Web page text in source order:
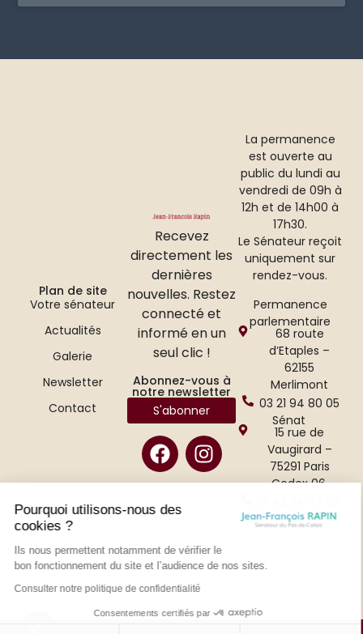
Pourquoi utilisons-nous des
cookies ?
Ils nous permettent notamment de vérifier le
bon fonctionnement du site et l’audience de nos sites.
Consulter notre politique de confidentialité
Consentements certifiés par
Recevez
directement les
dernières
nouvelles. Restez
connecté et
informé en un
seul clic !
Abonnez-vous à
notre newsletter
S'abonner
La permanence
est ouverte au
public du lundi au
vendredi de 09h à
12h et de 14h00 à
17h30.
Le Sénateur reçoit
uniquement sur
rendez-vous.
Permanence
parlementaire
68 route
d’Etaples –
62155
Merlimont
03 21 94 80 05
Sénat
15 rue de
Vaugirard –
75291 Paris
Cedex 06.
Plan de site
Votre sénateur
Actualités
Galerie
Newsletter
Contact